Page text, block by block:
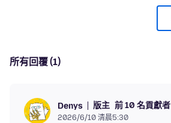
所有回覆 (1)
Denys 版主 前 10 名貢獻者
2026/6/10 清晨5:30